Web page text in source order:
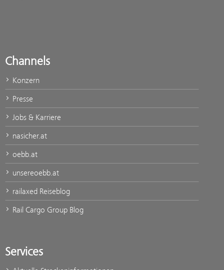
Channels
Konzern
Presse
Jobs & Karriere
nasicher.at
oebb.at
unsereoebb.at
railaxed Reiseblog
Rail Cargo Group Blog
Services